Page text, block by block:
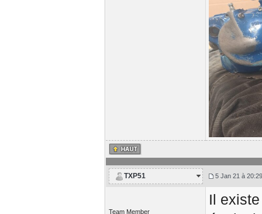
TXP51 5 Jan 21 à 20:29
Team Member
Il